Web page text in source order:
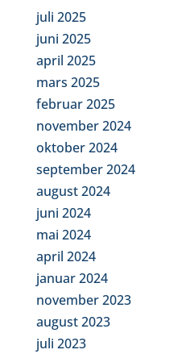
juli 2025
juni 2025
april 2025
mars 2025
februar 2025
november 2024
oktober 2024
september 2024
august 2024
juni 2024
mai 2024
april 2024
januar 2024
november 2023
august 2023
juli 2023